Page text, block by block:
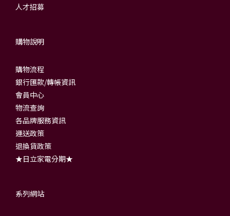
人才招募
購物說明
購物流程
銀行匯款/轉帳資訊
會員中心
物流查詢
各品牌服務資訊
運送政策
退換貨政策
★日立家電分期★
系列網站